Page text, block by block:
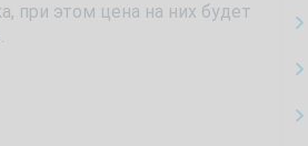
при этом цена на них будет